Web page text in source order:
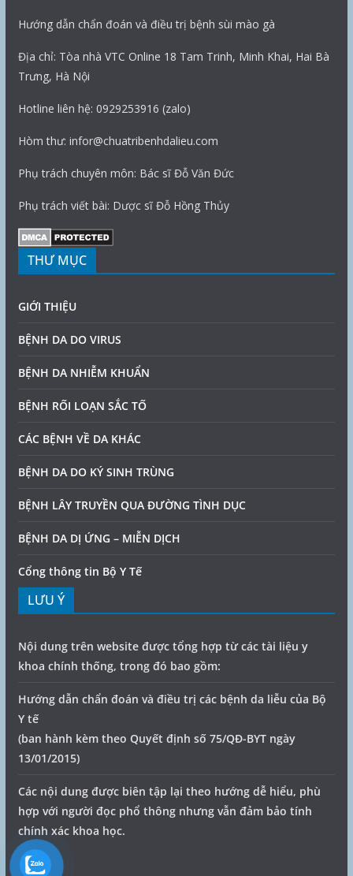
Hướng dẫn chẩn đoán và điều trị bệnh sùi mào gà
Địa chỉ: Tòa nhà VTC Online 18 Tam Trinh, Minh Khai, Hai Bà
Trưng, Hà Nội
Hotline liên hệ: 0929253916 (zalo)
Hòm thư: infor@chuatribenhdalieu.com
Phụ trách chuyên môn: Bác sĩ Đỗ Văn Đức
Phụ trách viết bài: Dược sĩ Đỗ Hồng Thủy
THƯ MỤC
GIỚI THIỆU
BỆNH DA DO VIRUS
BỆNH DA NHIỄM KHUẨN
BỆNH RỐI LOẠN SẮC TỐ
CÁC BỆNH VỀ DA KHÁC
BỆNH DA DO KÝ SINH TRÙNG
BỆNH LÂY TRUYỀN QUA ĐƯỜNG TÌNH DỤC
BỆNH DA DỊ ỨNG – MIỄN DỊCH
Cổng thông tin Bộ Y Tế
LƯU Ý
Nội dung trên website được tổng hợp từ các tài liệu y
khoa chính thống, trong đó bao gồm:
Hướng dẫn chẩn đoán và điều trị các bệnh da liễu của Bộ
Y tế
(ban hành kèm theo Quyết định số 75/QĐ-BYT ngày
13/01/2015)
Các nội dung được biên tập lại theo hướng dễ hiểu, phù
hợp với người đọc phổ thông nhưng vẫn đảm bảo tính
chính xác khoa học.